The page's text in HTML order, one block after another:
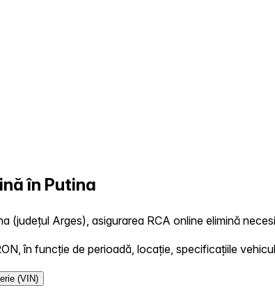
în Putina
(județul Arges), asigurarea RCA online elimină
în funcție de perioadă, locație, specificațiile
(VIN)